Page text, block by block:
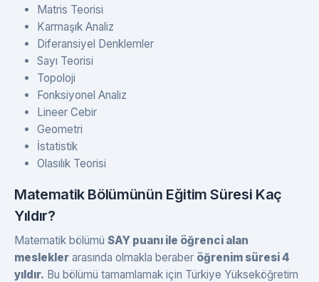
Matris Teorisi
Karmaşık Analiz
Diferansiyel Denklemler
Sayı Teorisi
Topoloji
Fonksiyonel Analiz
Lineer Cebir
Geometri
İstatistik
Olasılık Teorisi
Matematik Bölümünün Eğitim Süresi Kaç
Yıldır?
Matematik bölümü SAY puanı ile öğrenci alan
meslekler arasında olmakla beraber öğrenim süresi 4
yıldır. Bu bölümü tamamlamak için Türkiye Yükseköğretim